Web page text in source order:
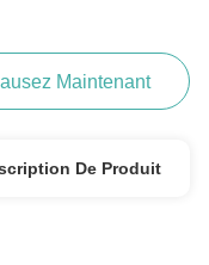
Maintenant
De Produit